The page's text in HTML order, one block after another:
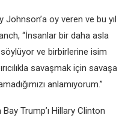
Johnson’a oy veren ve bu yıl
“İnsanlar bir daha asla
ve birbirlerine isim
savaşmak için savaşa
anlamıyorum.”
Trump’ı Hillary Clinton